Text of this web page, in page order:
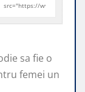
sa fie o
femei un